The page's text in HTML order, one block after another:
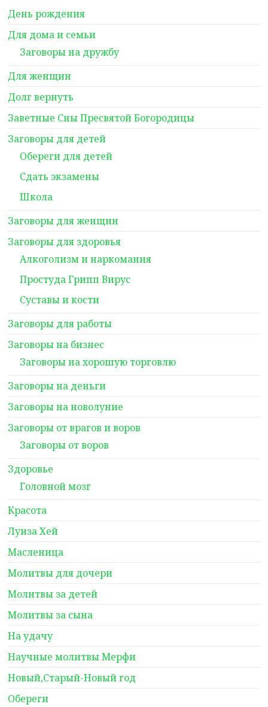
День рождения
Для дома и семьи
Заговоры на дружбу
Для женщин
Долг вернуть
Заветные Сны Пресвятой Богородицы
Заговоры для детей
Обереги для детей
Сдать экзамены
Школа
Заговоры для женщин
Заговоры для здоровья
Алкоголизм и наркомания
Простуда Грипп Вирус
Суставы и кости
Заговоры для работы
Заговоры на бизнес
Заговоры на хорошую торговлю
Заговоры на деньги
Заговоры на новолуние
Заговоры от врагов и воров
Заговоры от воров
Здоровье
Головной мозг
Красота
Луиза Хей
Масленица
Молитвы для дочери
Молитвы за детей
Молитвы за сына
На удачу
Научные молитвы Мерфи
Новый,Старый-Новый год
Обереги